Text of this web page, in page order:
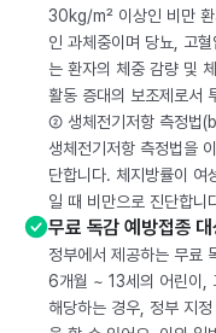
30kg/m² 이상인 비만
인 과체중이며 당뇨, 고
는 환자의 체중 감량 및
활동 증대의 보조제로서
② 생체전기저항 측정
생체전기저항 측정법을
단합니다. 체지방률이
일 때 비만으로 진단합니
무료 독감 예방접종
정부에서 제공하는 무료
6개월 ~ 13세의 어린이,
해당하는 경우, 정부 지